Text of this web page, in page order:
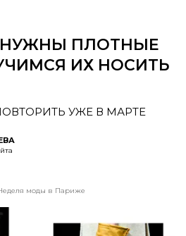
НУЖНЫ ПЛОТНЫЕ
ИХ НОСИТЬ
УЖЕ В МАРТЕ
моды в Париже